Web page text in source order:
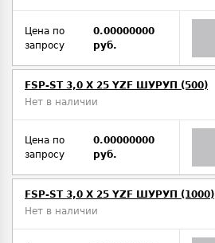
Цена по
запросу
0.00000000
руб.
FSP-ST 3,0 X 25 YZF ШУРУП (500)
Нет в наличии
Цена по
запросу
0.00000000
руб.
FSP-ST 3,0 X 25 YZF ШУРУП (1000)
Нет в наличии